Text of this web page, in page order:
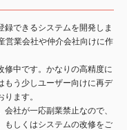
できるシステムを開発しま
営業会社や仲介会社向けに作
修中です。かなりの高精度に
もう少しユーザー向けに再デ
ます。
社が一応副業禁止なので、
もしくはシステムの改修をご